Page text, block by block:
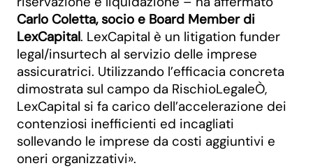
Carlo Coletta, socio e Board Member di
LexCapital. LexCapital è un litigation funder
legal/insurtech al servizio delle imprese
assicuratrici. Utilizzando l’efficacia concreta
dimostrata sul campo da RischioLegaleÒ,
LexCapital si fa carico dell’accelerazione dei
contenziosi inefficienti ed incagliati
sollevando le imprese da costi aggiuntivi e
oneri organizzativi».